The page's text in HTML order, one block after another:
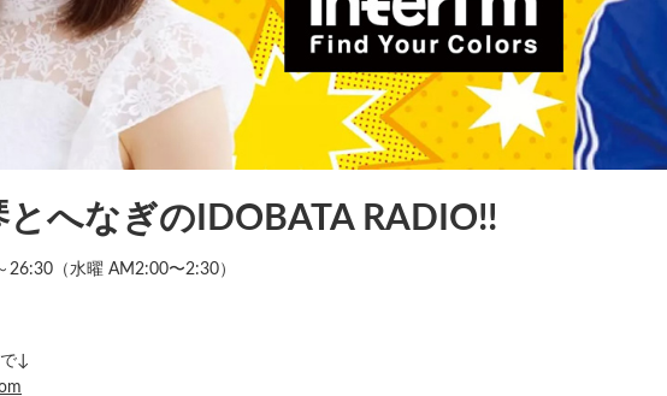
とへなぎのIDOBATA RADIO!!
26:30（水曜 AM2:00〜2:30）
↓